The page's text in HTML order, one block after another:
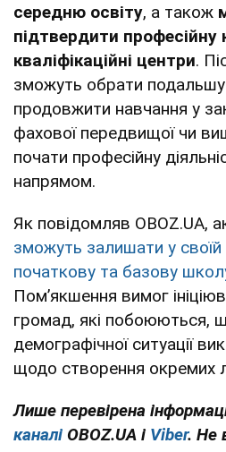
середню освіту, а також
підтвердити професійну
кваліфікаційні центри.
зможуть обрати
продовжити навчання у
фахової передвищої чи
почати професійну
напрямом.
Як повідомляв OBOZ.UA,
зможуть залишати у своїй
початкову та базову
Помʼякшення вимог
громад, які побоюються,
демографічної ситуації
щодо створення окремих
Лише перевірена
каналі OBOZ.UA і Viber. Не